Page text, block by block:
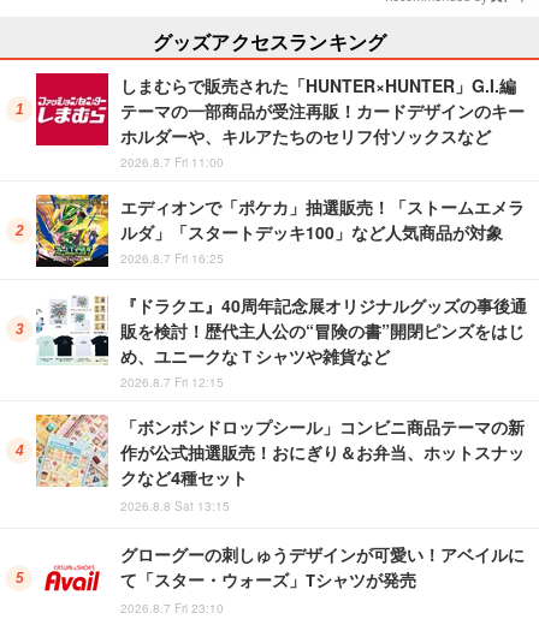
グッズアクセスランキング
しまむらで販売された「HUNTER×HUNTER」G.I.編
テーマの一部商品が受注再販！カードデザインのキー
ホルダーや、キルアたちのセリフ付ソックスなど
2026.8.7 Fri 11:00
エディオンで「ポケカ」抽選販売！「ストームエメラ
ルダ」「スタートデッキ100」など人気商品が対象
2026.8.7 Fri 16:25
『ドラクエ』40周年記念展オリジナルグッズの事後通
販を検討！歴代主人公の“冒険の書”開閉ピンズをはじ
め、ユニークなＴシャツや雑貨など
2026.8.7 Fri 12:15
「ボンボンドロップシール」コンビニ商品テーマの新
作が公式抽選販売！おにぎり＆お弁当、ホットスナッ
クなど4種セット
2026.8.8 Sat 13:15
グローグーの刺しゅうデザインが可愛い！アベイルに
て「スター・ウォーズ」Tシャツが発売
2026.8.7 Fri 23:10